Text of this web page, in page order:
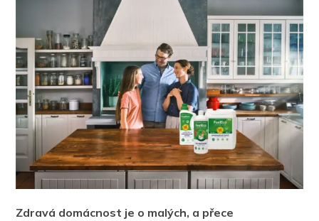
Zdravá domácnost je o malých, a přece